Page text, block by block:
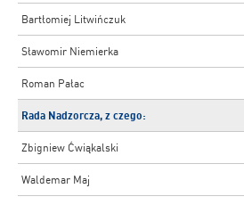
Bartłomiej Litwińczuk
Sławomir Niemierka
Roman Pałac
Rada Nadzorcza, z czego:
Zbigniew Ćwiąkalski
Waldemar Maj